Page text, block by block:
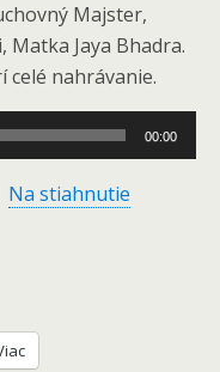
Majster,
Matka Jaya Bhadra.
celé nahrávanie.
00:00
Na stiahnutie